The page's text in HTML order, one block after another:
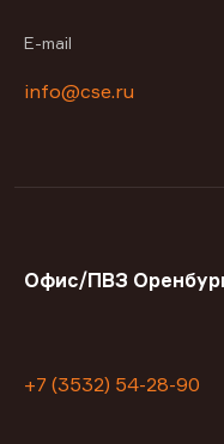
E-mail
info@cse.ru
Офис/ПВЗ
+7 (3532) 54-28-90